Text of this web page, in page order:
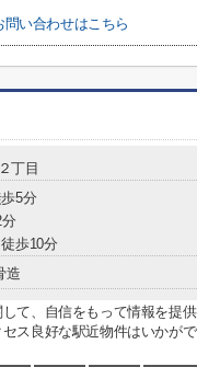
い合わせはこちら
丁目
歩5分
歩10分
造
て、自信をもって情報を提
ス良好な駅近物件はいかが